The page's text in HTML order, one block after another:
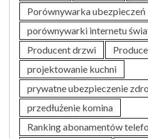
Porównywarka ubezpieczeń
porównywarki internetu
Producent drzwi
projektowanie kuchni
prywatne ubezpieczenie
przedłużenie komina
Ranking abonamentów